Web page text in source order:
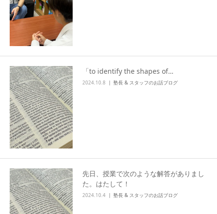
「to identify the shapes of…
2024.10.8 塾長 & スタッフのお話ブログ
先日、授業で次のような解答がありまし
た。はたして！
2024.10.4 塾長 & スタッフのお話ブログ